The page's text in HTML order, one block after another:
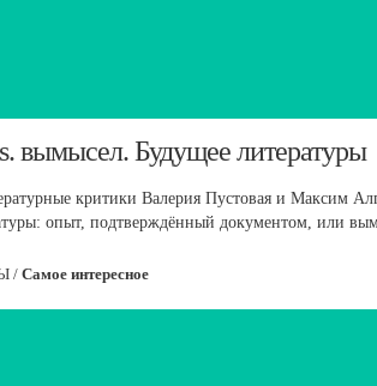
вымысел. Будущее литературы
критики Валерия Пустовая и Максим
опыт, подтверждённый документом, или
/Самое интересное